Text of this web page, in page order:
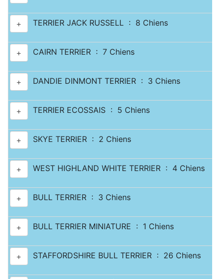
+ TERRIER JACK RUSSELL : 8 Chiens
+ CAIRN TERRIER : 7 Chiens
+ DANDIE DINMONT TERRIER : 3 Chiens
+ TERRIER ECOSSAIS : 5 Chiens
+ SKYE TERRIER : 2 Chiens
+ WEST HIGHLAND WHITE TERRIER : 4 Chiens
+ BULL TERRIER : 3 Chiens
+ BULL TERRIER MINIATURE : 1 Chiens
+ STAFFORDSHIRE BULL TERRIER : 26 Chiens